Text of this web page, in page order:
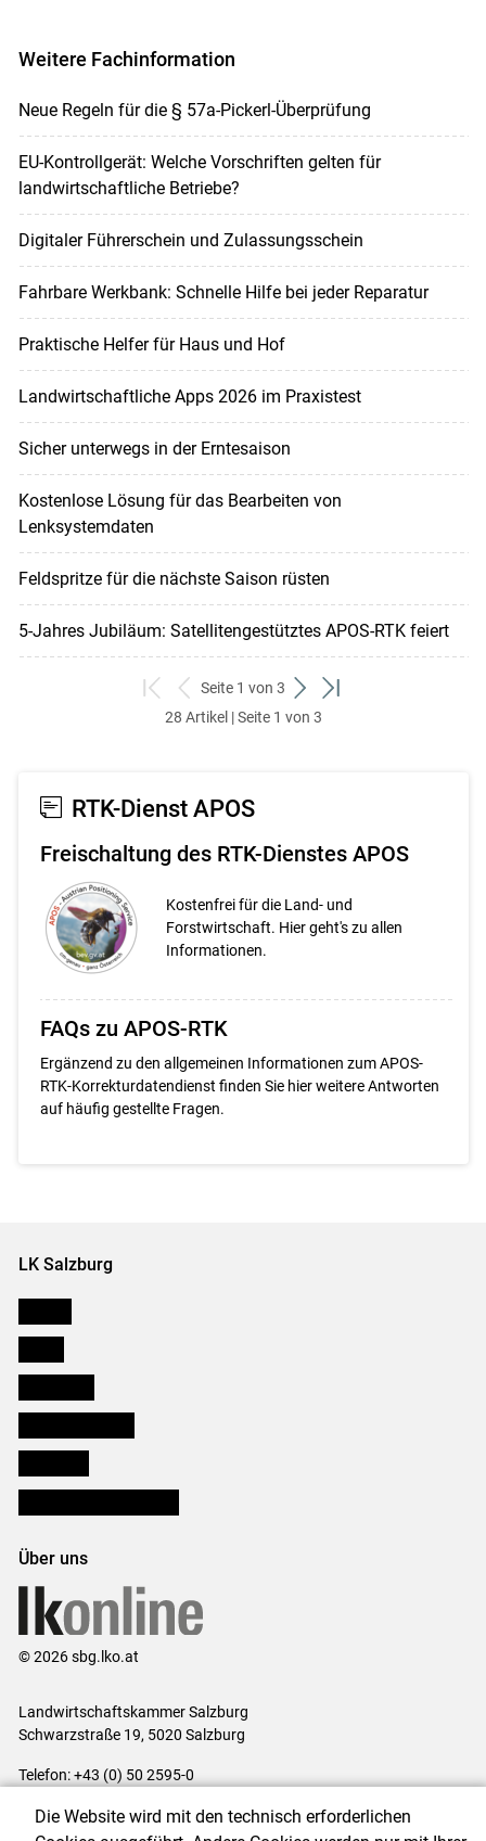
Weitere Fachinformation
Neue Regeln für die § 57a-Pickerl-Überprüfung
EU-Kontrollgerät: Welche Vorschriften gelten für
landwirtschaftliche Betriebe?
Digitaler Führerschein und Zulassungsschein
Fahrbare Werkbank: Schnelle Hilfe bei jeder Reparatur
Praktische Helfer für Haus und Hof
Landwirtschaftliche Apps 2026 im Praxistest
Sicher unterwegs in der Erntesaison
Kostenlose Lösung für das Bearbeiten von
Lenksystemdaten
Feldspritze für die nächste Saison rüsten
5-Jahres Jubiläum: Satellitengestütztes APOS-RTK feiert
zum
ersten
zurück
zum
Seite 1 von 3
weiter
zum
zum
28 Artikel | Seite 1 von 3
RTK-Dienst APOS
Freischaltung des RTK-Dienstes APOS
Kostenfrei für die Land- und
Forstwirtschaft. Hier geht's zu allen
Informationen.
FAQs zu APOS-RTK
Ergänzend zu den allgemeinen Informationen zum APOS-
RTK-Korrekturdatendienst finden Sie hier weitere Antworten
auf häufig gestellte Fragen.
LK Salzburg
Über uns
© 2026 sbg.lko.at
Landwirtschaftskammer Salzburg
Schwarzstraße 19, 5020 Salzburg
Telefon: +43 (0) 50 2595-0
Die Website wird mit den technisch erforderlichen